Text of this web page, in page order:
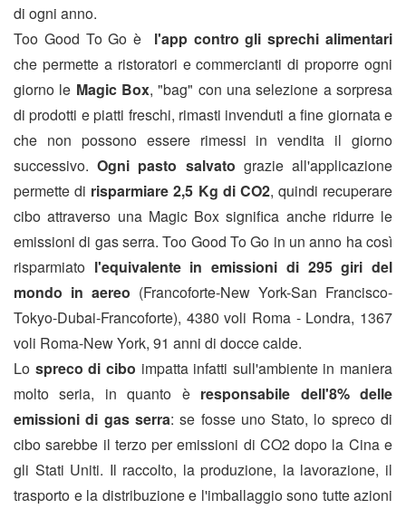
di ogni anno.
Too Good To Go è l'app contro gli sprechi alimentari
che permette a ristoratori e commercianti di proporre ogni
giorno le Magic Box, "bag" con una selezione a sorpresa
di prodotti e piatti freschi, rimasti invenduti a fine giornata e
che non possono essere rimessi in vendita il giorno
successivo.Ogni pasto salvato grazie all'applicazione
permette di risparmiare 2,5 Kg di CO2, quindi recuperare
cibo attraverso una Magic Box significa anche ridurre le
emissioni di gas serra. Too Good To Go in un anno ha così
risparmiato l'equivalente in emissioni di 295 giri del
mondo in aereo (Francoforte-New York-San Francisco-
Tokyo-Dubai-Francoforte), 4380 voli Roma - Londra, 1367
voli Roma-New York, 91 anni di docce calde.
Lo spreco di cibo impatta infatti sull'ambiente in maniera
molto seria, in quanto è responsabile dell'8% delle
emissioni di gas serra: se fosse uno Stato, lo spreco di
cibo sarebbe il terzo per emissioni di CO2 dopo la Cina e
gli Stati Uniti. Il raccolto, la produzione, la lavorazione, il
trasporto e la distribuzione e l'imballaggio sono tutte azioni